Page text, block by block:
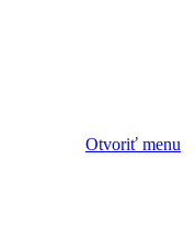
Otvoriť menu